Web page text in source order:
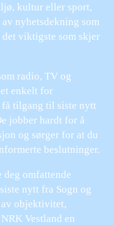
kultur eller sport,
nyhetsdekning som
viktigste som skjer
radio, TV og
enkelt for
få tilgang til siste nytt
jobber hardt for å
og sørger for at du
beslutninger.
deg omfattende
nytt fra Sogn og
objektivitet,
Vestland en